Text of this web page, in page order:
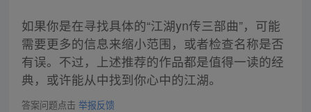
如果你是在寻找具体的“江湖yn传三部曲”，可能
需要更多的信息来缩小范围，或者检查名称是否
有误。不过，上述推荐的作品都是值得一读的经
典，或许能从中找到你心中的江湖。
答案问题点击 举报反馈